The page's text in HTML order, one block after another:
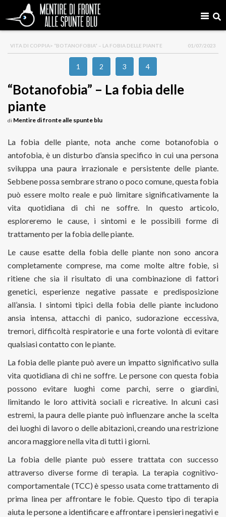
VITA DI COPPIA> “BOTANOFOBIA” – LA FOBIA DELLE PIANTE 01/07/2023
1 2 3 4
“Botanofobia” – La fobia delle
piante
di Mentire di fronte alle spunte blu
La fobia delle piante, nota anche come botanofobia o
antofobia, è un disturbo d’ansia specifico in cui una persona
sviluppa una paura irrazionale e persistente delle piante.
Sebbene possa sembrare strano o poco comune, questa fobia
può essere molto reale e può limitare significativamente la
vita quotidiana di chi ne soffre. In questo articolo,
esploreremo le cause, i sintomi e le possibili forme di
trattamento per la fobia delle piante.
Le cause esatte della fobia delle piante non sono ancora
completamente comprese, ma come molte altre fobie, si
ritiene che sia il risultato di una combinazione di fattori
genetici, esperienze negative passate e predisposizione
all’ansia. I sintomi tipici della fobia delle piante includono
ansia intensa, attacchi di panico, sudorazione eccessiva,
tremori, difficoltà respiratorie e una forte volontà di evitare
qualsiasi contatto con le piante.
La fobia delle piante può avere un impatto significativo sulla
vita quotidiana di chi ne soffre. Le persone con questa fobia
possono evitare luoghi come parchi, serre o giardini,
limitando le loro attività sociali e ricreative. In alcuni casi
estremi, la paura delle piante può influenzare anche la scelta
dei luoghi di lavoro o delle abitazioni, creando una restrizione
ancora maggiore nella vita di tutti i giorni.
La fobia delle piante può essere trattata con successo
attraverso diverse forme di terapia. La terapia cognitivo-
comportamentale (TCC) è spesso usata come trattamento di
prima linea per affrontare le fobie. Questo tipo di terapia
aiuta le persone a identificare e affrontare i pensieri negativi e